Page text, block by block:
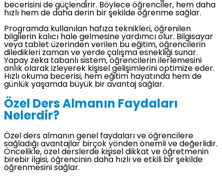
becerisini de güçlendirir. Böylece öğrenciler, hem daha
hızlı hem de daha derin bir şekilde öğrenme sağlar.
Programda kullanılan hafıza teknikleri, öğrenilen
bilgilerin kalıcı hale gelmesine yardımcı olur. Bilgisayar
veya tablet üzerinden verilen bu eğitim, öğrencilerin
diledikleri zaman ve yerde çalışma esnekliği sunar.
Yapay zeka tabanlı sistem, öğrencilerin ilerlemesini
anlık olarak izleyerek kişisel gelişimlerini optimize eder.
Hızlı okuma becerisi, hem eğitim hayatında hem de
günlük yaşamda büyük bir avantaj sağlar.
Özel Ders Almanın Faydaları
Nelerdir?
Özel ders almanın genel faydaları ve öğrencilere
sağladığı avantajlar birçok yönden önemli ve değerlidir.
Öncelikle, özel derslerde kişisel dikkat ve öğretmenin
birebir ilgisi, öğrencinin daha hızlı ve etkili bir şekilde
öğrenmesini sağlar.